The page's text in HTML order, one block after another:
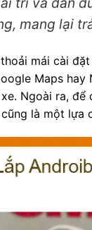
mang lại
mái cài
Maps
Ngoài ra,
cũng là một lựa